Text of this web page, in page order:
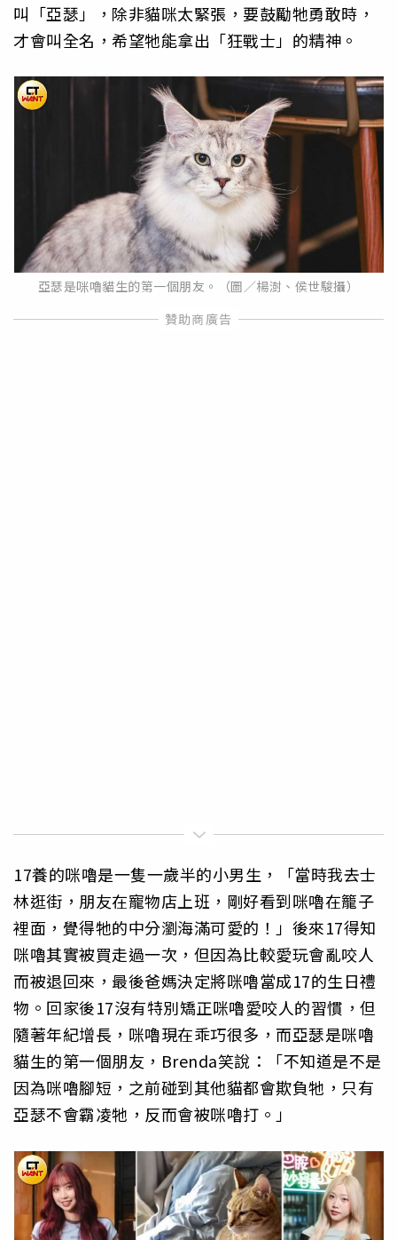
叫「亞瑟」，除非貓咪太緊張，要鼓勵牠勇敢時，
才會叫全名，希望牠能拿出「狂戰士」的精神。
亞瑟是咪嚕貓生的第一個朋友。（圖／楊澍、侯世駿攝）
17養的咪嚕是一隻一歲半的小男生，「當時我去士
林逛街，朋友在寵物店上班，剛好看到咪嚕在籠子
裡面，覺得牠的中分瀏海滿可愛的！」後來17得知
咪嚕其實被買走過一次，但因為比較愛玩會亂咬人
而被退回來，最後爸媽決定將咪嚕當成17的生日禮
物。回家後17沒有特別矯正咪嚕愛咬人的習慣，但
隨著年紀增長，咪嚕現在乖巧很多，而亞瑟是咪嚕
貓生的第一個朋友，Brenda笑說：「不知道是不是
因為咪嚕腳短，之前碰到其他貓都會欺負牠，只有
亞瑟不會霸凌牠，反而會被咪嚕打。」